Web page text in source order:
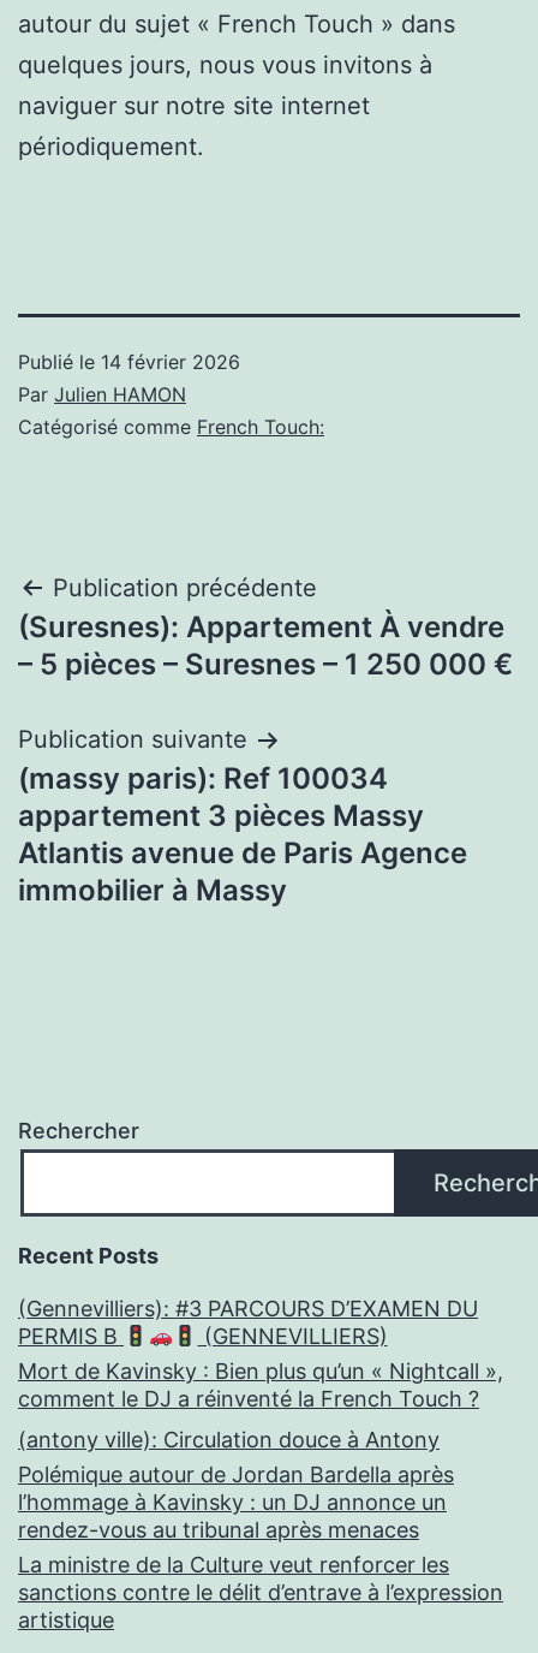
autour du sujet « French Touch » dans
quelques jours, nous vous invitons à
naviguer sur notre site internet
périodiquement.
Publié le 14 février 2026
Par Julien HAMON
Catégorisé comme French Touch:
Navigation
de
Publication précédente
(Suresnes): Appartement À vendre
– 5 pièces – Suresnes – 1 250 000 €
Publication suivante
(massy paris): Ref 100034
appartement 3 pièces Massy
Atlantis avenue de Paris Agence
immobilier à Massy
Rechercher
Recent Posts
(Gennevilliers): #3 PARCOURS D’EXAMEN DU
PERMIS B
(GENNEVILLIERS)
Mort de Kavinsky : Bien plus qu’un « Nightcall »,
comment le DJ a réinventé la French Touch ?
(antony ville): Circulation douce à Antony
Polémique autour de Jordan Bardella après
l’hommage à Kavinsky : un DJ annonce un
rendez-vous au tribunal après menaces
La ministre de la Culture veut renforcer les
sanctions contre le délit d’entrave à l’expression
artistique